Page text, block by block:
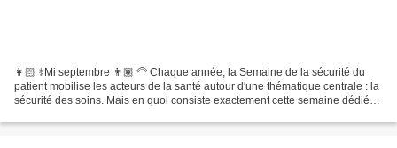
👩🏻 ⚕️Mi septembre 👨🏽 🦳 Chaque année, la Semaine de la sécurité du
patient mobilise les acteurs de la santé autour d'une thématique centrale : la
sécurité des soins. Mais en quoi consiste exactement cette semaine dédiée